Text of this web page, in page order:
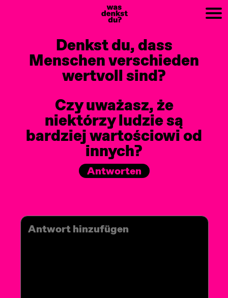
Denkst du, dass
Menschen verschieden
wertvoll sind?
Czy uważasz, że
niektórzy ludzie są
bardziej wartościowi od
innych?
Antworten